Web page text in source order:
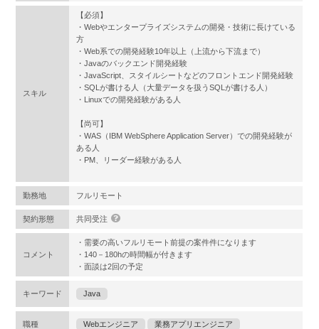
スキル
【必須】
・Webやエンタープライズシステムの開発・技術に長けている
方
・Web系での開発経験10年以上（上流から下流まで）
・Javaのバックエンド開発経験
・JavaScript、スタイルシートなどのフロントエンド開発経験
・SQLが書ける人（大量データを扱うSQLが書ける人）
・Linuxでの開発経験がある人
【尚可】
・WAS（IBM WebSphere Application Server）での開発経験が
ある人
・PM、リーダー経験がある人
勤務地 フルリモート
契約形態 共同受注
コメント
・需要の高いフルリモート前提の案件件になります
・140－180hの時間幅が付きます
・面談は2回の予定
キーワード Java
職種 Webエンジニア 業務アプリエンジニア